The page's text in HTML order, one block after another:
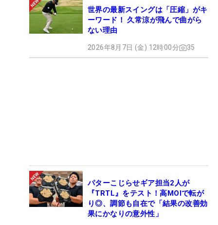
世界の最新スイングは「圧縮」がキ
ーワード！ 久常涼が飛んで曲がら
ない理由
2026年8月7日 (金) 12時00分 35
パターこじらせギア担当2人が
『TRTL』をテスト！高MOIで転が
り◎、調節も自在で「結果の改善効
果にかなりの意外性」